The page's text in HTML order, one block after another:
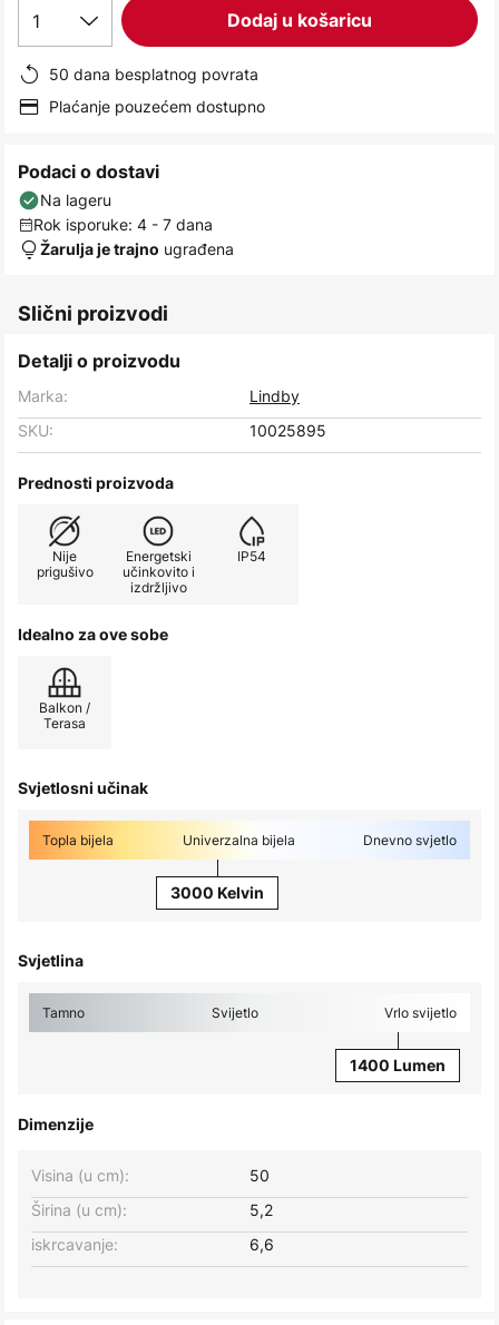
1 Dodaj u košaricu
50 dana besplatnog povrata
Plaćanje pouzećem dostupno
Podaci o dostavi
Na lageru
Rok isporuke: 4 - 7 dana
Žarulja je trajno ugrađena
Slični proizvodi
Detalji o proizvodu
Marka:
Lindby
SKU:
10025895
Prednosti proizvoda
Nije
prigušivo
Energetski
učinkovito i
izdržljivo
IP54
Idealno za ove sobe
Balkon /
Terasa
Svjetlosni učinak
Topla bijela Univerzalna bijela Dnevno svjetlo
3000 Kelvin
Svjetlina
Tamno Svijetlo Vrlo svijetlo
1400 Lumen
Dimenzije
Širina (u cm): 5,2
Visina (u cm): 50
iskrcavanje: 6,6